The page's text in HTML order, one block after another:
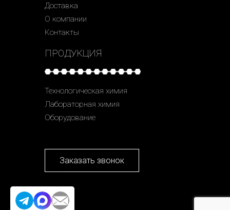
Доставка
О компании
Контакты
ПРОДУКЦИЯ
Технологическая химия
Лабораторная химия
Оборудование
Заказать звонок